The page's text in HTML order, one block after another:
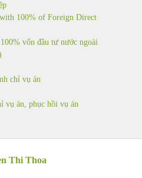
100% of Foreign Direct
vốn đầu tư nước ngoài
chỉ vụ án
vụ án, phục hồi vụ án
Thi Thoa